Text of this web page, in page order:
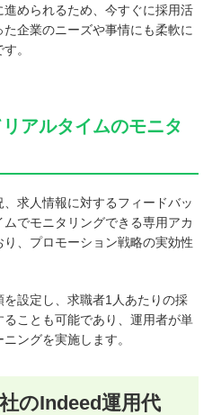
められるため、今すぐに採用活
企業のニーズや事情にも柔軟に
。
アルタイムのモニタ
求人情報に対するフィードバッ
でモニタリングできる専用アカ
、プロモーション戦略の実効性
設定し、求職者1人あたりの採
ことも可能であり、運用者が単
ングを実施します。
のIndeed運用代